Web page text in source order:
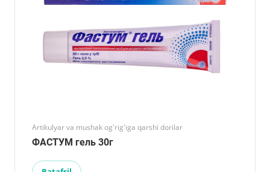
Artikulyar va mushak og'rig'iga qarshi dorilar
ФАСТУМ гель 30г